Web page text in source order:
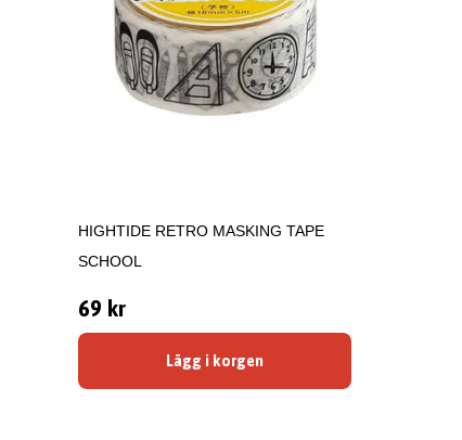
HIGHTIDE RETRO MASKING TAPE
SCHOOL
69 kr
Lägg i korgen